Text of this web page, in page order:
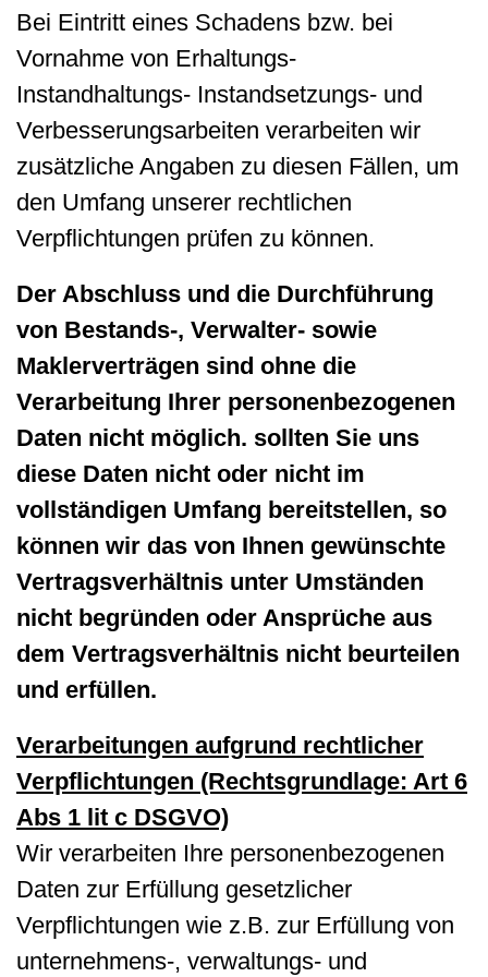
Bei Eintritt eines Schadens bzw. bei
Vornahme von Erhaltungs-
Instandhaltungs- Instandsetzungs- und
Verbesserungsarbeiten verarbeiten wir
zusätzliche Angaben zu diesen Fällen, um
den Umfang unserer rechtlichen
Verpflichtungen prüfen zu können.
Der Abschluss und die Durchführung
von Bestands-, Verwalter- sowie
Maklerverträgen sind ohne die
Verarbeitung Ihrer personenbezogenen
Daten nicht möglich. sollten Sie uns
diese Daten nicht oder nicht im
vollständigen Umfang bereitstellen, so
können wir das von Ihnen gewünschte
Vertragsverhältnis unter Umständen
nicht begründen oder Ansprüche aus
dem Vertragsverhältnis nicht beurteilen
und erfüllen.
Verarbeitungen aufgrund rechtlicher
Verpflichtungen (Rechtsgrundlage: Art 6
Abs 1 lit c DSGVO)
Wir verarbeiten Ihre personenbezogenen
Daten zur Erfüllung gesetzlicher
Verpflichtungen wie z.B. zur Erfüllung von
unternehmens-, verwaltungs- und